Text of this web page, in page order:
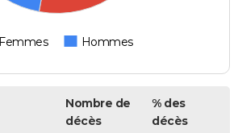
Femmes Hommes
Nombre de
décès
% des
décès